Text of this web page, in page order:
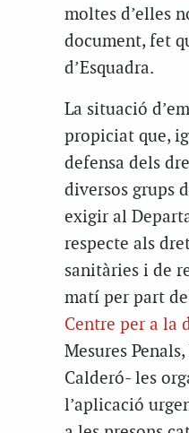
moltes d’elles
document, fet
d’Esquadra.
La situació
propiciat que,
defensa dels
diversos grups
exigir al
respecte als
sanitàries i de
matí per part de
Centre per a la
Mesures
Calderó- les
l’aplicació